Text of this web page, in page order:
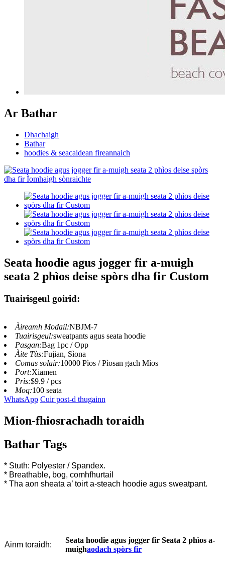
Ar Bathar
Dhachaigh
Bathar
hoodies & seacaidean fireannaich
Seata hoodie agus jogger fir a-muigh
seata 2 phìos deise spòrs dha fir Custom
Tuairisgeul goirid:
Àireamh Modail:NBJM-7
Tuairisgeul:sweatpants agus seata hoodie
Pasgan:Bag 1pc / Opp
Àite Tùs:Fujian, Sìona
Comas solair:10000 Pìos / Pìosan gach Mìos
Port:Xiamen
Prìs:$9.9 / pcs
Moq:100 seata
WhatsApp Cuir post-d thugainn
Mion-fhiosrachadh toraidh
Bathar Tags
* Stuth: Polyester / Spandex.
* Breathable, bog, comhfhurtail
* Tha aon sheata a’ toirt a-steach hoodie agus sweatpant.
Ainm toraidh:
Seata hoodie agus jogger fir Seata 2 phìos a-
muighaodach spòrs fir